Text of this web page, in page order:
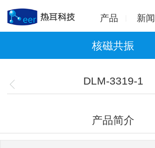
产品 新闻
核磁共振
DLM-3319-1
产品简介